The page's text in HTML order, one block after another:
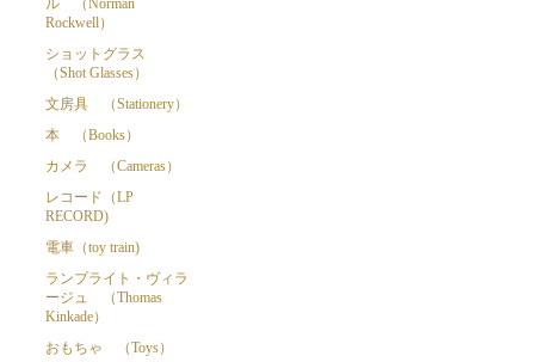
ル （Norman
Rockwell）
ショットグラス
（Shot Glasses）
文房具 （Stationery）
本 （Books）
カメラ （Cameras）
レコード（LP
RECORD)
電車（toy train)
ランプライト・ヴィラ
ージュ （Thomas
Kinkade）
おもちゃ （Toys）